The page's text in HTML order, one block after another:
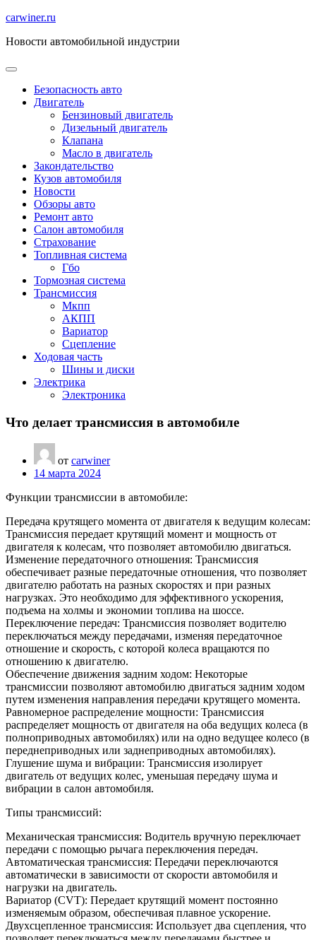
Перейти
содержимому
carwiner.ru
Новости автомобильной индустрии
Безопасность авто
Двигатель
Бензиновый двигатель
Дизельный двигатель
Клапана
Масло в двигатель
Закондательство
Кузов автомобиля
Новости
Обзоры авто
Ремонт авто
Салон автомобиля
Страхование
Топливная система
Гбо
Тормозная система
Трансмиссия
Мкпп
АКПП
Вариатор
Сцепление
Ходовая часть
Шины и диски
Электрика
Электроника
Что делает трансмиссия в автомобиле
от carwiner
14 марта 2024
Функции трансмиссии в автомобиле:
Передача крутящего момента от двигателя к ведущим колесам:
Трансмиссия передает крутящий момент и мощность от
двигателя к колесам, что позволяет автомобилю двигаться.
Изменение передаточного отношения: Трансмиссия
обеспечивает разные передаточные отношения, что позволяет
двигателю работать на разных скоростях и при разных
нагрузках. Это необходимо для эффективного ускорения,
подъема на холмы и экономии топлива на шоссе.
Переключение передач: Трансмиссия позволяет водителю
переключаться между передачами, изменяя передаточное
отношение и скорость, с которой колеса вращаются по
отношению к двигателю.
Обеспечение движения задним ходом: Некоторые
трансмиссии позволяют автомобилю двигаться задним ходом
путем изменения направления передачи крутящего момента.
Равномерное распределение мощности: Трансмиссия
распределяет мощность от двигателя на оба ведущих колеса (в
полноприводных автомобилях) или на одно ведущее колесо (в
переднеприводных или заднеприводных автомобилях).
Глушение шума и вибрации: Трансмиссия изолирует
двигатель от ведущих колес, уменьшая передачу шума и
вибрации в салон автомобиля.
Типы трансмиссий:
Механическая трансмиссия: Водитель вручную переключает
передачи с помощью рычага переключения передач.
Автоматическая трансмиссия: Передачи переключаются
автоматически в зависимости от скорости автомобиля и
нагрузки на двигатель.
Вариатор (CVT): Передает крутящий момент постоянно
изменяемым образом, обеспечивая плавное ускорение.
Двухсцепленное трансмиссия: Использует два сцепления, что